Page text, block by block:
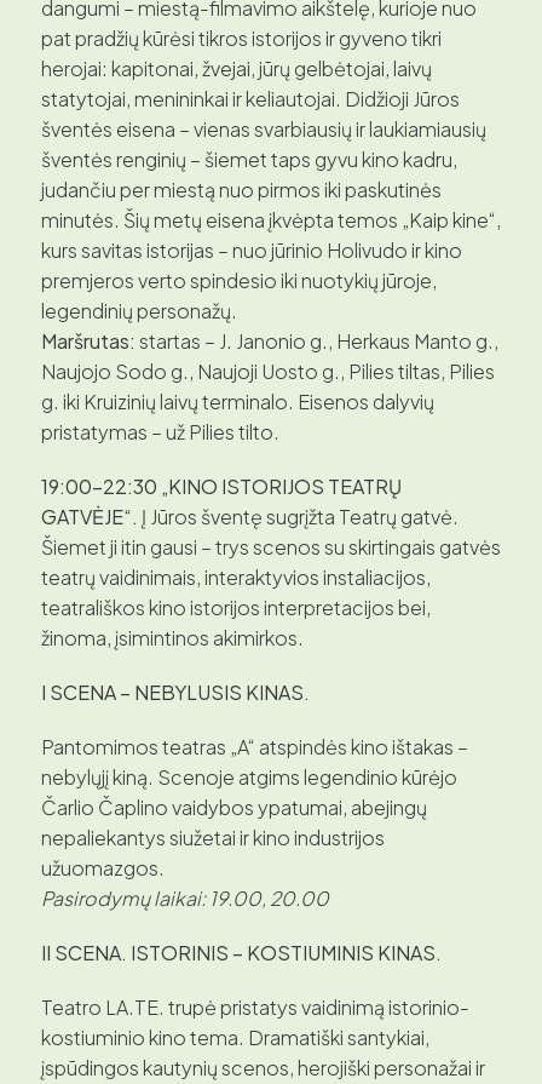
dangumi – miestą-filmavimo aikštelę, kurioje nuo
pat pradžių kūrėsi tikros istorijos ir gyveno tikri
herojai: kapitonai, žvejai, jūrų gelbėtojai, laivų
statytojai, menininkai ir keliautojai. Didžioji Jūros
šventės eisena – vienas svarbiausių ir laukiamiausių
šventės renginių – šiemet taps gyvu kino kadru,
judančiu per miestą nuo pirmos iki paskutinės
minutės. Šių metų eisena įkvėpta temos „Kaip kine“,
kurs savitas istorijas – nuo jūrinio Holivudo ir kino
premjeros verto spindesio iki nuotykių jūroje,
legendinių personažų.
Maršrutas: startas – J. Janonio g., Herkaus Manto g.,
Naujojo Sodo g., Naujoji Uosto g., Pilies tiltas, Pilies
g. iki Kruizinių laivų terminalo. Eisenos dalyvių
pristatymas – už Pilies tilto.
19:00–22:30 „KINO ISTORIJOS TEATRŲ
GATVĖJE“. Į Jūros šventę sugrįžta Teatrų gatvė.
Šiemet ji itin gausi – trys scenos su skirtingais gatvės
teatrų vaidinimais, interaktyvios instaliacijos,
teatrališkos kino istorijos interpretacijos bei,
žinoma, įsimintinos akimirkos.
I SCENA – NEBYLUSIS KINAS.
Pantomimos teatras „A“ atspindės kino ištakas –
nebylųjį kiną. Scenoje atgims legendinio kūrėjo
Čarlio Čaplino vaidybos ypatumai, abejingų
nepaliekantys siužetai ir kino industrijos
užuomazgos.
Pasirodymų laikai: 19.00, 20.00
II SCENA. ISTORINIS – KOSTIUMINIS KINAS.
Teatro LA.TE. trupė pristatys vaidinimą istorinio-
kostiuminio kino tema. Dramatiški santykiai,
įspūdingos kautynių scenos, herojiški personažai ir